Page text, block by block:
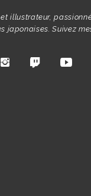
illustrateur,
japonaises. Suivez